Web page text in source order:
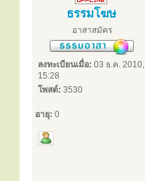
ธรรมโฆษ
อาสาสมัคร
ลงทะเบียนเมื่อ: 03 ธ.ค. 2010,
15:28
โพสต์: 3530
อายุ: 0